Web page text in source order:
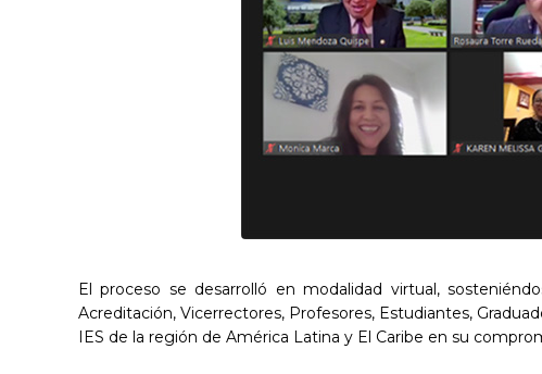
El proceso se desarrolló en modalidad virtual,
Acreditación, Vicerrectores, Profesores, Estudiantes,
IES de la región de América Latina y El Caribe en su